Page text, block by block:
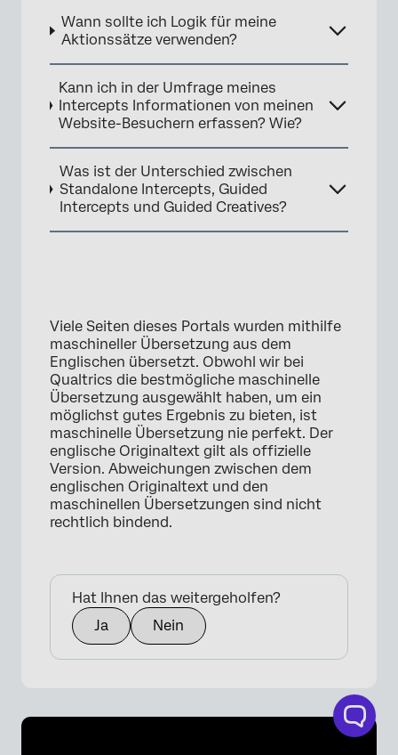
×
Wann sollte ich Logik für meine
Aktionssätze verwenden?
Kann ich in der Umfrage meines
Intercepts Informationen von meinen
Website-Besuchern erfassen? Wie?
Was ist der Unterschied zwischen
Standalone Intercepts, Guided
Intercepts und Guided Creatives?
Viele Seiten dieses Portals wurden mithilfe
maschineller Übersetzung aus dem
Englischen übersetzt. Obwohl wir bei
Qualtrics die bestmögliche maschinelle
Übersetzung ausgewählt haben, um ein
möglichst gutes Ergebnis zu bieten, ist
maschinelle Übersetzung nie perfekt. Der
englische Originaltext gilt als offizielle
Version. Abweichungen zwischen dem
englischen Originaltext und den
maschinellen Übersetzungen sind nicht
rechtlich bindend.
Hat Ihnen das weitergeholfen?
Ja
Nein